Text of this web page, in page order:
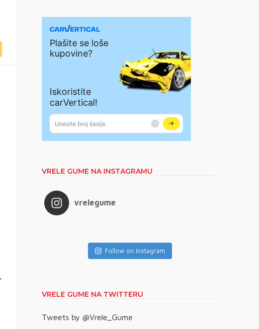
VRELE GUME NA INSTAGRAMU
vrelegume
Follow on Instagram
VRELE GUME NA TWITTERU
Tweets by @Vrele_Gume